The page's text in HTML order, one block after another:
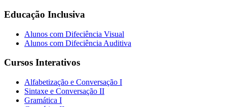
Educação Inclusiva
Alunos com Difeciência Visual
Alunos com Difeciência Auditiva
Cursos Interativos
Alfabetização e Conversação I
Sintaxe e Conversação II
Gramática I